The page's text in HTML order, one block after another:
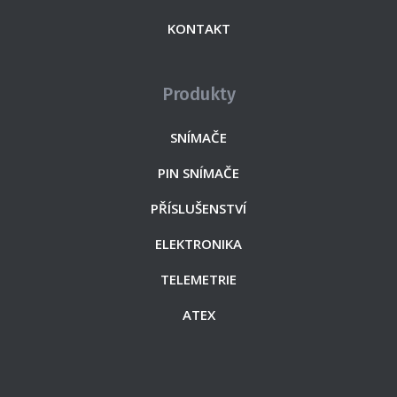
KONTAKT
Produkty
SNÍMAČE
PIN SNÍMAČE
PŘÍSLUŠENSTVÍ
ELEKTRONIKA
TELEMETRIE
ATEX